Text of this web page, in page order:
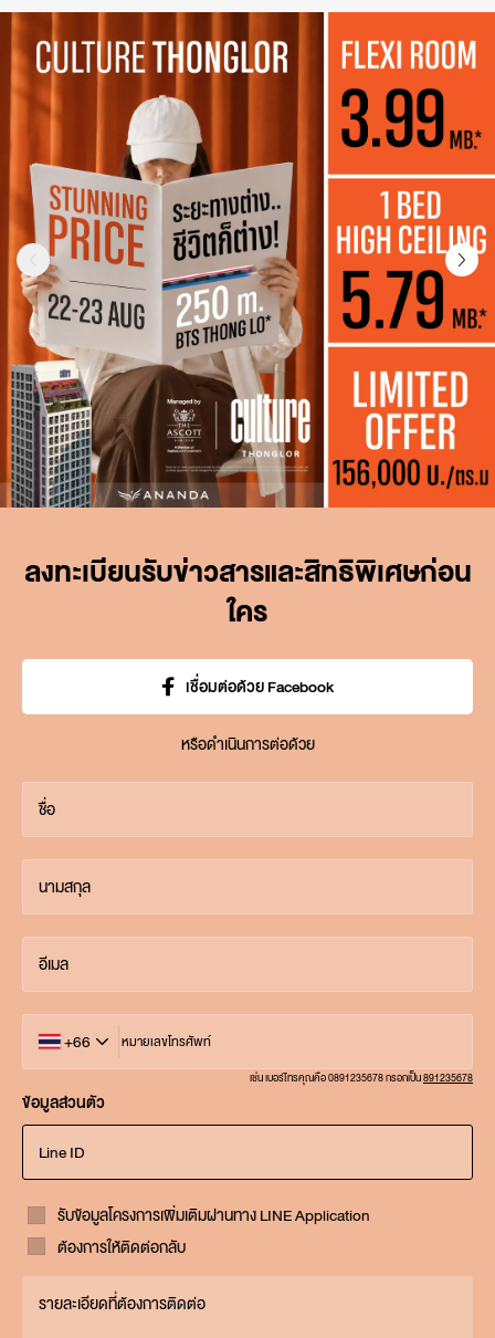
ลงทะเบียนรับข่าวสารและสิทธิพิเศษก่อน
ใคร
เชื่อมต่อด้วย Facebook
หรือดำเนินการต่อด้วย
ชื่อ
นามสกุล
อีเมล
+66 หมายเลขโทรศัพท์
เช่น เบอร์โทรคุณคือ 0891235678 กรอกเป็น891235678
ข้อมูลส่วนตัว
Line ID
รับข้อมูลโครงการเพิ่มเติมผ่านทาง LINE Application
ต้องการให้ติดต่อกลับ
รายละเอียดที่ต้องการติดต่อ